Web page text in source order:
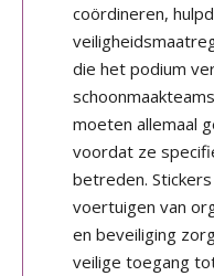
coördineren,
die het podium
moeten allemaal
voordat ze
betreden.
voertuigen van
en beveiliging
veilige toegang